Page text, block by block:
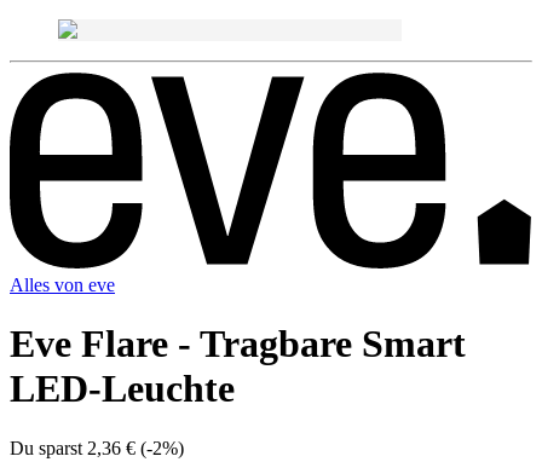
Alles von eve
Eve Flare - Tragbare Smart
LED-Leuchte
Du sparst 2,36 € (-2%)